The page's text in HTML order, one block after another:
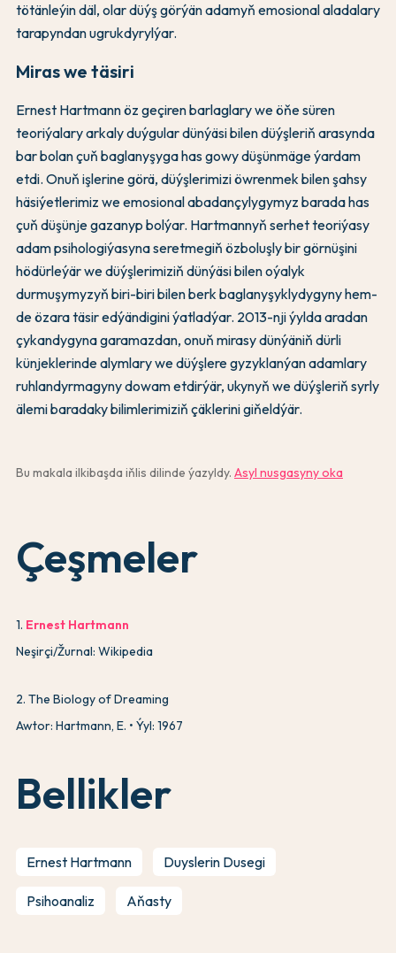
tötänleýin däl, olar düýş görýän adamyň emosional aladalary
tarapyndan ugrukdyrylýar.
Miras we täsiri
Ernest Hartmann öz geçiren barlaglary we öňe süren
teoriýalary arkaly duýgular dünýäsi bilen düýşleriň arasynda
bar bolan çuň baglanyşyga has gowy düşünmäge ýardam
etdi. Onuň işlerine görä, düýşlerimizi öwrenmek bilen şahsy
häsiýetlerimiz we emosional abadançylygymyz barada has
çuň düşünje gazanyp bolýar. Hartmannyň serhet teoriýasy
adam psihologiýasyna seretmegiň özboluşly bir görnüşini
hödürleýär we düýşlerimiziň dünýäsi bilen oýalyk
durmuşymyzyň biri-biri bilen berk baglanyşyklydygyny hem-
de özara täsir edýändigini ýatladýar. 2013-nji ýylda aradan
çykandygyna garamazdan, onuň mirasy dünýäniň dürli
künjeklerinde alymlary we düýşlere gyzyklanýan adamlary
ruhlandyrmagyny dowam etdirýär, ukynyň we düýşleriň syrly
älemi baradaky bilimlerimiziň çäklerini giňeldýär.
Bu makala ilkibaşda iňlis dilinde ýazyldy. Asyl nusgasyny oka
Çeşmeler
1. Ernest Hartmann
Neşirçi/Žurnal: Wikipedia
2. The Biology of Dreaming
Awtor: Hartmann, E.
Ýyl: 1967
Bellikler
Ernest Hartmann Duyslerin Dusegi
Psihoanaliz Aňasty